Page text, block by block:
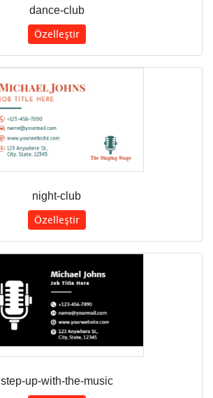
dance-club
Özelleştir
night-club
Özelleştir
step-up-with-the-music